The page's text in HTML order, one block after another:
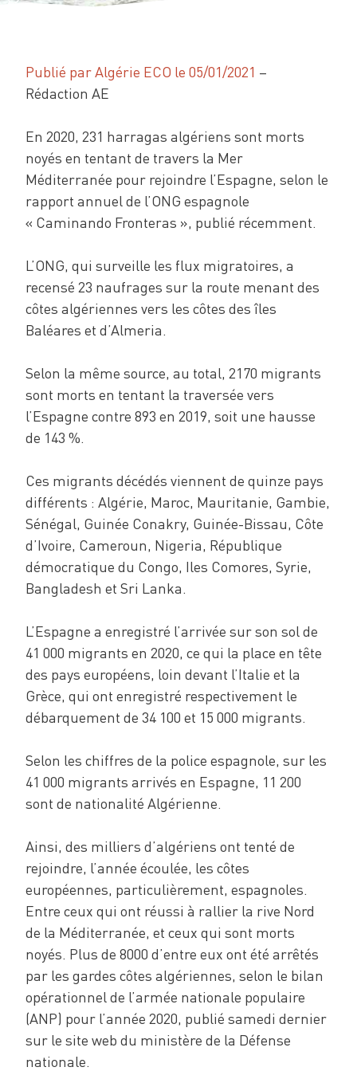
Publié par Algérie ECO le 05/01/2021 –
Rédaction AE
En 2020, 231 harragas algériens sont morts
noyés en tentant de travers la Mer
Méditerranée pour rejoindre l’Espagne, selon le
rapport annuel de l’ONG espagnole
« Caminando Fronteras », publié récemment.
L’ONG, qui surveille les flux migratoires, a
recensé 23 naufrages sur la route menant des
côtes algériennes vers les côtes des îles
Baléares et d’Almeria.
Selon la même source, au total, 2170 migrants
sont morts en tentant la traversée vers
l’Espagne contre 893 en 2019, soit une hausse
de 143 %.
Ces migrants décédés viennent de quinze pays
différents : Algérie, Maroc, Mauritanie, Gambie,
Sénégal, Guinée Conakry, Guinée-Bissau, Côte
d’Ivoire, Cameroun, Nigeria, République
démocratique du Congo, Iles Comores, Syrie,
Bangladesh et Sri Lanka.
L’Espagne a enregistré l’arrivée sur son sol de
41 000 migrants en 2020, ce qui la place en tête
des pays européens, loin devant l’Italie et la
Grèce, qui ont enregistré respectivement le
débarquement de 34 100 et 15 000 migrants.
Selon les chiffres de la police espagnole, sur les
41 000 migrants arrivés en Espagne, 11 200
sont de nationalité Algérienne.
Ainsi, des milliers d’algériens ont tenté de
rejoindre, l’année écoulée, les côtes
européennes, particulièrement, espagnoles.
Entre ceux qui ont réussi à rallier la rive Nord
de la Méditerranée, et ceux qui sont morts
noyés. Plus de 8000 d’entre eux ont été arrêtés
par les gardes côtes algériennes, selon le bilan
opérationnel de l’armée nationale populaire
(ANP) pour l’année 2020, publié samedi dernier
sur le site web du ministère de la Défense
nationale.